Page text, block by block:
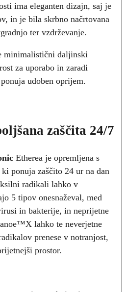
ima eleganten dizajn, saj je
in je bila skrbno načrtovana
ter vzdrževanje.
minimalistični daljinski
za uporabo in zaradi
udoben oprijem.
zaščita 24/7
Etherea je opremljena s
ponuja zaščito 24 ur na dan
radikali lahko v
5 tipov onesnaževal, med
in bakterije, in neprijetne
lahko te neverjetne
prenese v notranjost,
prostor.